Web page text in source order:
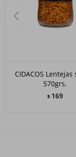
CIDACOS Lentejas
570grs.
$ 169